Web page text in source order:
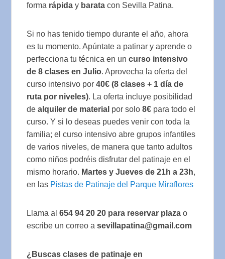
forma rápida y barata con Sevilla Patina.
Si no has tenido tiempo durante el año, ahora
es tu momento. Apúntate a patinar y aprende o
perfecciona tu técnica en uncurso intensivo
de 8 clases en Julio. Aprovecha la oferta del
curso intensivo por40€ (8 clases + 1 día de
ruta por niveles). La oferta incluye posibilidad
dealquiler de material por solo8€ para todo el
curso. Y si lo deseas puedes venir con toda la
familia; el curso intensivo abre grupos infantiles
de varios niveles, de manera que tanto adultos
como niños podréis disfrutar del patinaje en el
mismo horario. Martes y Jueves de 21h a 23h,
en las Pistas de Patinaje del Parque Miraflores
Llama al654 94 20 20 para reservar plazao
escribe un correo a sevillapatina@gmail.com
¿Buscas clases de patinaje en